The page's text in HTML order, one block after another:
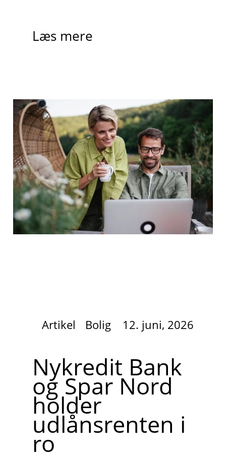
Læs mere
Artikel Bolig 12. juni, 2026
Nykredit Bank
og Spar Nord
holder
udlånsrenten i
ro